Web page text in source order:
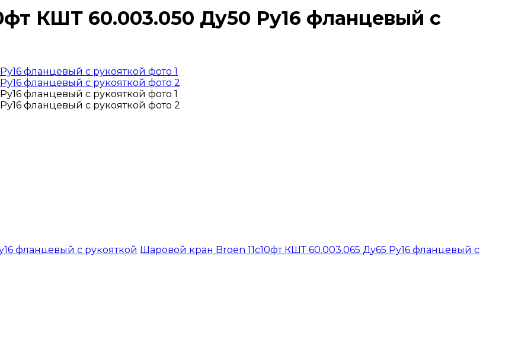
КШТ 60.003.050 Ду50 Ру16 фланцевый с
фланцевый с рукояткой Шаровой кран Broen 11с10фт КШТ 60.003.065 Ду65 Ру16 фланцевый с